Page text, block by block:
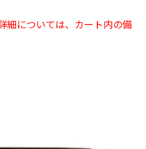
細については、カート内の備